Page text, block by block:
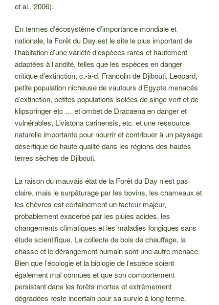
et al., 2006).
En termes d’écosystème d’importance mondiale et
nationale, la Forêt du Day est le site le plus important de
l’habitation d’une variété d’espèces rares et hautement
adaptées à l’aridité, telles que les espèces en danger
critique d’extinction, c.-à-d. Francolin de Djibouti, Leopard,
petite population nicheuse de vautours d’Egypte menacés
d’extinction, petites populations isolées de singe vert et de
klipspringer etc … et ombet de Dracaena en danger et
vulnérables, Livistona carinensis, etc. et une ressource
naturelle importante pour nourrir et contribuer à un paysage
désertique de haute qualité dans les régions des hautes
terres sèches de Djibouti.
La raison du mauvais état de la Forêt du Day n’est pas
claire, mais le surpâturage par les bovins, les chameaux et
les chèvres est certainement un facteur majeur,
probablement exacerbé par les pluies acides, les
changements climatiques et les maladies fongiques sans
étude scientifique. La collecte de bois de chauffage, la
chasse et le dérangement humain sont une autre menace.
Bien que l’écologie et la biologie de l’espèce soient
également mal connues et que son comportement
persistant dans les forêts mortes et extrêmement
dégradées reste incertain pour sa survie à long terme.